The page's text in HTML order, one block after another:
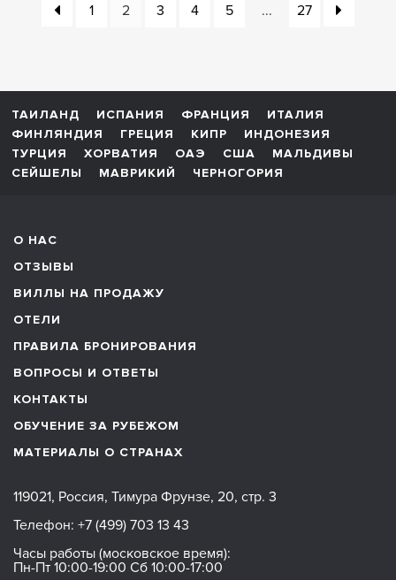
1 2 3 4 5 ... 27
ТАИЛАНД ИСПАНИЯ ФРАНЦИЯ
ИТАЛИЯ
ФИНЛЯНДИЯ
ГРЕЦИЯ КИПР
ИНДОНЕЗИЯ
ТУРЦИЯ
ХОРВАТИЯ ОАЭ США
МАЛЬДИВЫ
СЕЙШЕЛЫ
МАВРИКИЙ ЧЕРНОГОРИЯ
О НАС
ОТЗЫВЫ
ВИЛЛЫ НА ПРОДАЖУ
ОТЕЛИ
ПРАВИЛА БРОНИРОВАНИЯ
ВОПРОСЫ И ОТВЕТЫ
КОНТАКТЫ
ОБУЧЕНИЕ ЗА РУБЕЖОМ
МАТЕРИАЛЫ О СТРАНАХ
119021, Россия, Тимура Фрунзе, 20, стр. 3
Телефон: +7 (499) 703 13 43
Часы работы (московское время):
Пн-Пт 10:00-19:00 Сб 10:00-17:00